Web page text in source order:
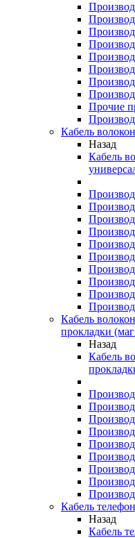
Прочие
Кабель
Назад
Кабель
Кабель
прокладки
Назад
Кабель
Кабель
Назад
Кабель